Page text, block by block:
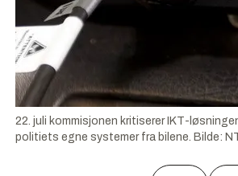
22. juli kommisjonen kritiserer IKT-
politiets egne systemer fra bilene. Bilde: